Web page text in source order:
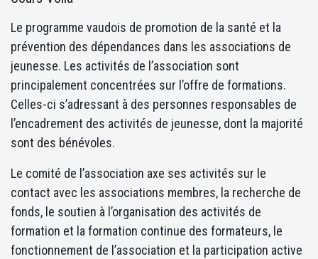
Le programme vaudois de promotion de la santé et la
prévention des dépendances dans les associations de
jeunesse. Les activités de l’association sont
principalement concentrées sur l’offre de formations.
Celles-ci s’adressant à des personnes responsables de
l’encadrement des activités de jeunesse, dont la majorité
sont des bénévoles.
Le comité de l’association axe ses activités sur le
contact avec les associations membres, la recherche de
fonds, le soutien à l’organisation des activités de
formation et la formation continue des formateurs, le
fonctionnement de l’association et la participation active